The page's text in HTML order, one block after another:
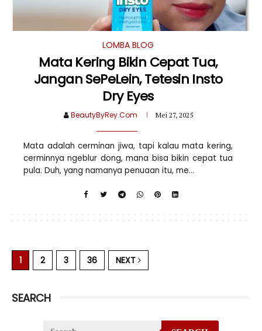
LOMBA BLOG
Mata Kering Bikin Cepat Tua,
Jangan SePeLein, Tetesin Insto
Dry Eyes
BeautyByRey.Com Mei 27, 2025
Mata adalah cerminan jiwa, tapi kalau mata kering,
cerminnya ngeblur dong, mana bisa bikin cepat tua
pula. Duh, yang namanya penuaan itu, me...
1 2 3 36 NEXT
SEARCH